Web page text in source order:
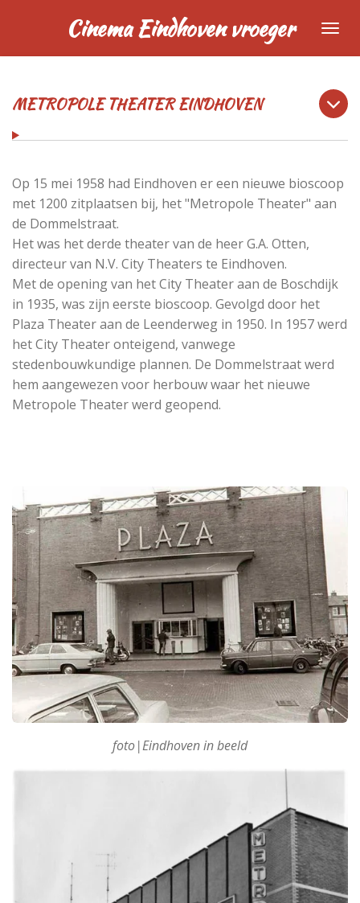
naar
hoofdinhoud
Cinema Eindhoven vroeger
METROPOLE THEATER EINDHOVEN
Op 15 mei 1958 had Eindhoven er een nieuwe bioscoop
met 1200 zitplaatsen bij, het "Metropole Theater" aan
de Dommelstraat.
Het was het derde theater van de heer G.A. Otten,
directeur van N.V. City Theaters te Eindhoven.
Met de opening van het City Theater aan de Boschdijk
in 1935, was zijn eerste bioscoop. Gevolgd door het
Plaza Theater aan de Leenderweg in 1950. In 1957 werd
het City Theater onteigend, vanwege
stedenbouwkundige plannen. De Dommelstraat werd
hem aangewezen voor herbouw waar het nieuwe
Metropole Theater werd geopend.
foto|Eindhoven in beeld